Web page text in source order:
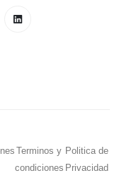
Terminos y
condiciones
Politica de
Privacidad